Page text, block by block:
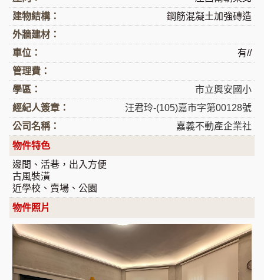
建物結構：
鋼筋混凝土加強磚造
外牆建材：
車位：
有//
管理費：
學區：
市立興安國小
經紀人簽章：
汪君玲-(105)嘉市字第00128號
公司名稱：
嘉義不動產企業社
物件特色
邊間、活巷，出入方便
古風裝潢
近學校、賣場、公園
物件照片